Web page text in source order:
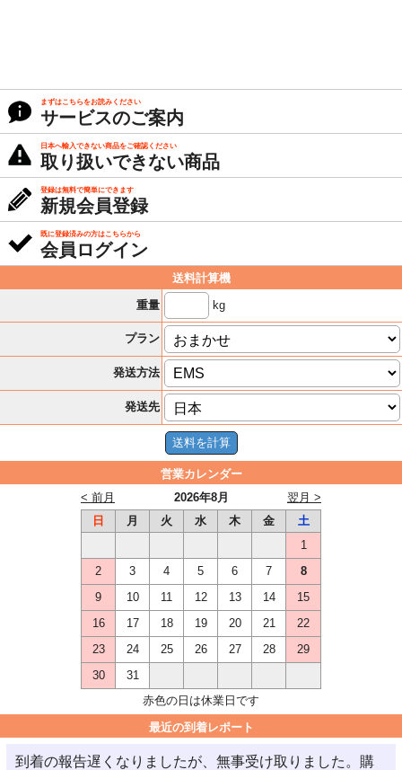
まずはこちらをお読みください
サービスのご案内
日本へ輸入できない商品をご確認ください
取り扱いできない商品
登録は無料で簡単にできます
新規会員登録
既に登録済みの方はこちらから
会員ログイン
送料計算機
重量
kg
プラン
発送方法
発送先
営業カレンダー
2026年8月
< 前月
翌月 >
日
月 火 水 木 金
土
1
2
3 4 5 6 7
8
9
10 11 12 13 14
15
16
17 18 19 20 21
22
23
24 25 26 27 28
29
30
31
赤色の日は休業日です
最近の到着レポート
到着の報告遅くなりましたが、無事受け取りました。購